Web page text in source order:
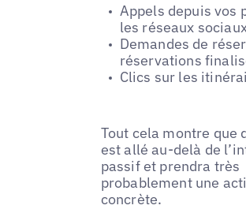
Appels depuis vos
les réseaux
Demandes de
réservations
Clics sur les
Tout cela montre que
est allé au-delà de
passif et prendra très
probablement une
concrète.